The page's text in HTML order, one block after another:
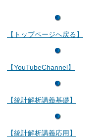
【トップページへ戻る】
【YouTubeChannel】
【統計解析講義基礎】
【統計解析講義応用】